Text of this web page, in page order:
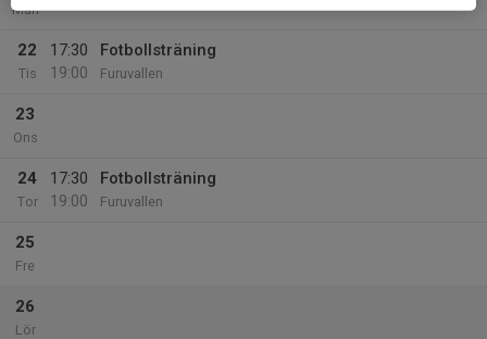
Mån
22
Tis
17:30
19:00
Fotbollsträning
Furuvallen
23
Ons
24
Tor
17:30
19:00
Fotbollsträning
Furuvallen
25
Fre
26
Lör